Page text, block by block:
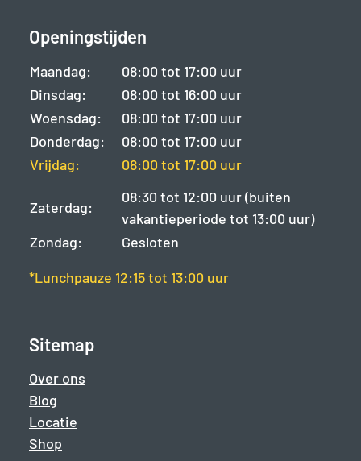
Openingstijden
Maandag:
08:00 tot 17:00 uur
Dinsdag:
08:00 tot 16:00 uur
Woensdag:
08:00 tot 17:00 uur
Donderdag:
08:00 tot 17:00 uur
Vrijdag:
08:00 tot 17:00 uur
Zaterdag:
08:30 tot 12:00 uur (buiten
vakantieperiode tot 13:00 uur)
Zondag:
Gesloten
*Lunchpauze 12:15 tot 13:00 uur
Sitemap
Over ons
Blog
Locatie
Shop